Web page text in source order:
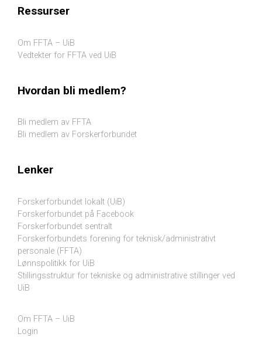
Ressurser
Om FFTA – UiB
Vedtekter for FFTA ved UiB
Hvordan bli medlem?
Bli medlem av FFTA
Bli medlem av Forskerforbundet
Lenker
Forskerforbundet lokalt (UiB)
Forskerforbundet på Facebook
Forskerforbundet sentralt
Forskerforbundets forening for teknisk/administrativt
personale (FFTA)
Lønnspolitikk for UiB
Stillingsstruktur for tekniske og administrative stillinger ved
UiB
Om FFTA – UiB
Login